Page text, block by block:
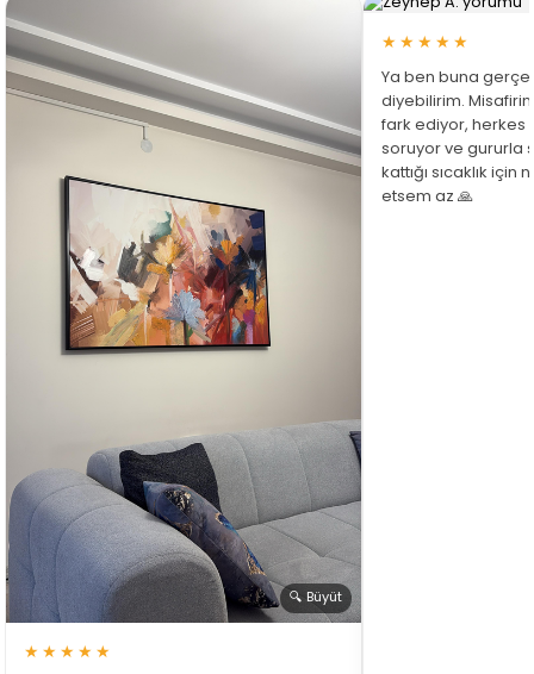
🔍 Büyüt
★★★★★
★★★★★
Ya ben buna
diyebilirim.
fark ediyor, herkes
soruyor ve gururla
kattığı sıcaklık
etsem az 🙏